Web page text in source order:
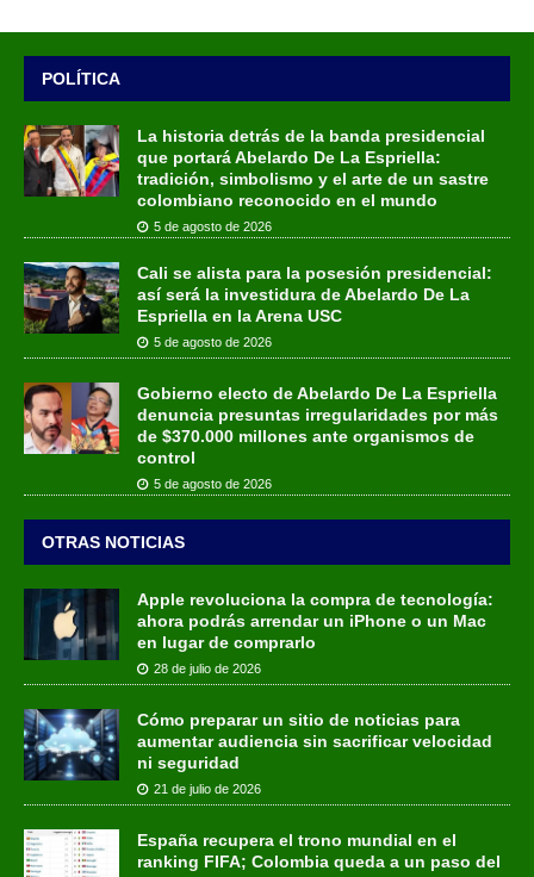
POLÍTICA
La historia detrás de la banda presidencial
que portará Abelardo De La Espriella:
tradición, simbolismo y el arte de un sastre
colombiano reconocido en el mundo
5 de agosto de 2026
Cali se alista para la posesión presidencial:
así será la investidura de Abelardo De La
Espriella en la Arena USC
5 de agosto de 2026
Gobierno electo de Abelardo De La Espriella
denuncia presuntas irregularidades por más
de $370.000 millones ante organismos de
control
5 de agosto de 2026
OTRAS NOTICIAS
Apple revoluciona la compra de tecnología:
ahora podrás arrendar un iPhone o un Mac
en lugar de comprarlo
28 de julio de 2026
Cómo preparar un sitio de noticias para
aumentar audiencia sin sacrificar velocidad
ni seguridad
21 de julio de 2026
España recupera el trono mundial en el
ranking FIFA; Colombia queda a un paso del